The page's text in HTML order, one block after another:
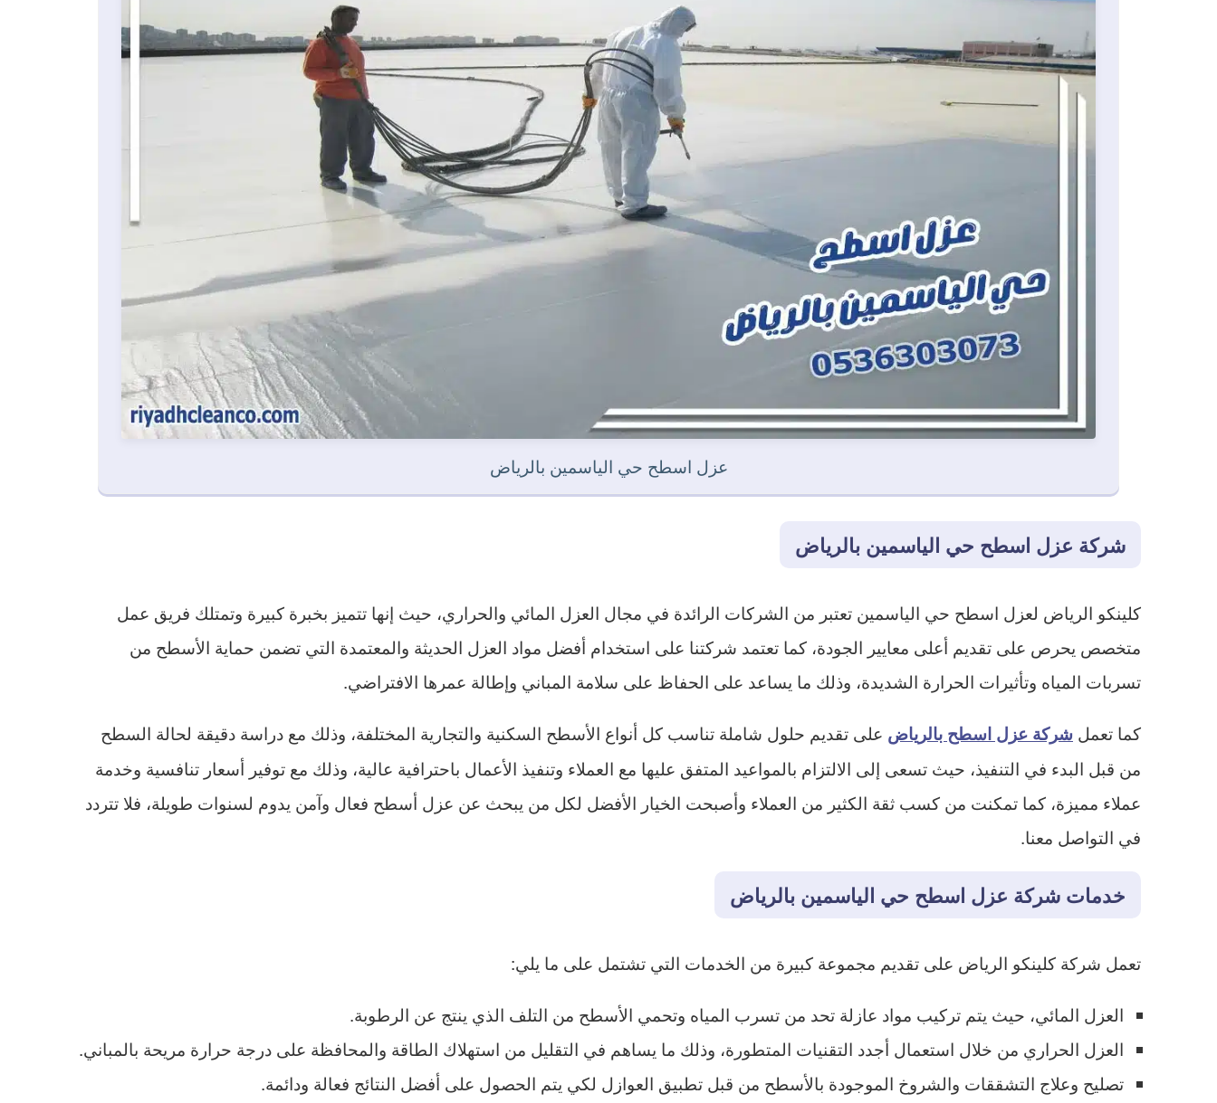
عزل اسطح حي الياسمين بالرياض
شركة عزل اسطح حي الياسمين بالرياض
كلينكو الرياض لعزل اسطح حي الياسمين تعتبر من الشركات الرائدة في مجال العزل المائي والحراري، حيث إنها تتميز بخبرة كبيرة وتمتلك فريق عمل
متخصص يحرص على تقديم أعلى معايير الجودة، كما تعتمد شركتنا على استخدام أفضل مواد العزل الحديثة والمعتمدة التي تضمن حماية الأسطح من
تسربات المياه وتأثيرات الحرارة الشديدة، وذلك ما يساعد على الحفاظ على سلامة المباني وإطالة عمرها الافتراضي.
كما تعمل شركة عزل اسطح بالرياض على تقديم حلول شاملة تناسب كل أنواع الأسطح السكنية والتجارية المختلفة، وذلك مع دراسة دقيقة لحالة السطح
من قبل البدء في التنفيذ، حيث تسعى إلى الالتزام بالمواعيد المتفق عليها مع العملاء وتنفيذ الأعمال باحترافية عالية، وذلك مع توفير أسعار تنافسية وخدمة
عملاء مميزة، كما تمكنت من كسب ثقة الكثير من العملاء وأصبحت الخيار الأفضل لكل من يبحث عن عزل أسطح فعال وآمن يدوم لسنوات طويلة، فلا تتردد
في التواصل معنا.
خدمات شركة عزل اسطح حي الياسمين بالرياض
تعمل شركة كلينكو الرياض على تقديم مجموعة كبيرة من الخدمات التي تشتمل على ما يلي:
العزل المائي، حيث يتم تركيب مواد عازلة تحد من تسرب المياه وتحمي الأسطح من التلف الذي ينتج عن الرطوبة.
العزل الحراري من خلال استعمال أجدد التقنيات المتطورة، وذلك ما يساهم في التقليل من استهلاك الطاقة والمحافظة على درجة حرارة مريحة بالمباني.
تصليح وعلاج التشققات والشروخ الموجودة بالأسطح من قبل تطبيق العوازل لكي يتم الحصول على أفضل النتائج فعالة ودائمة.